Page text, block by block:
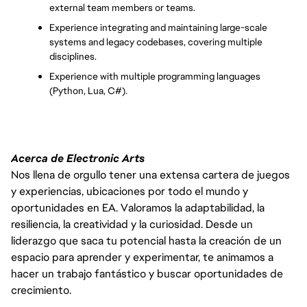
external team members or teams.
Experience integrating and maintaining large-scale
systems and legacy codebases, covering multiple
disciplines.
Experience with multiple programming languages
(Python, Lua, C#).
Acerca de Electronic Arts
Nos llena de orgullo tener una extensa cartera de juegos
y experiencias, ubicaciones por todo el mundo y
oportunidades en EA. Valoramos la adaptabilidad, la
resiliencia, la creatividad y la curiosidad. Desde un
liderazgo que saca tu potencial hasta la creación de un
espacio para aprender y experimentar, te animamos a
hacer un trabajo fantástico y buscar oportunidades de
crecimiento.